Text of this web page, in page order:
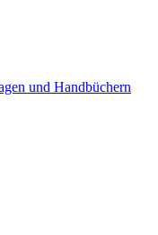
und Handbüchern